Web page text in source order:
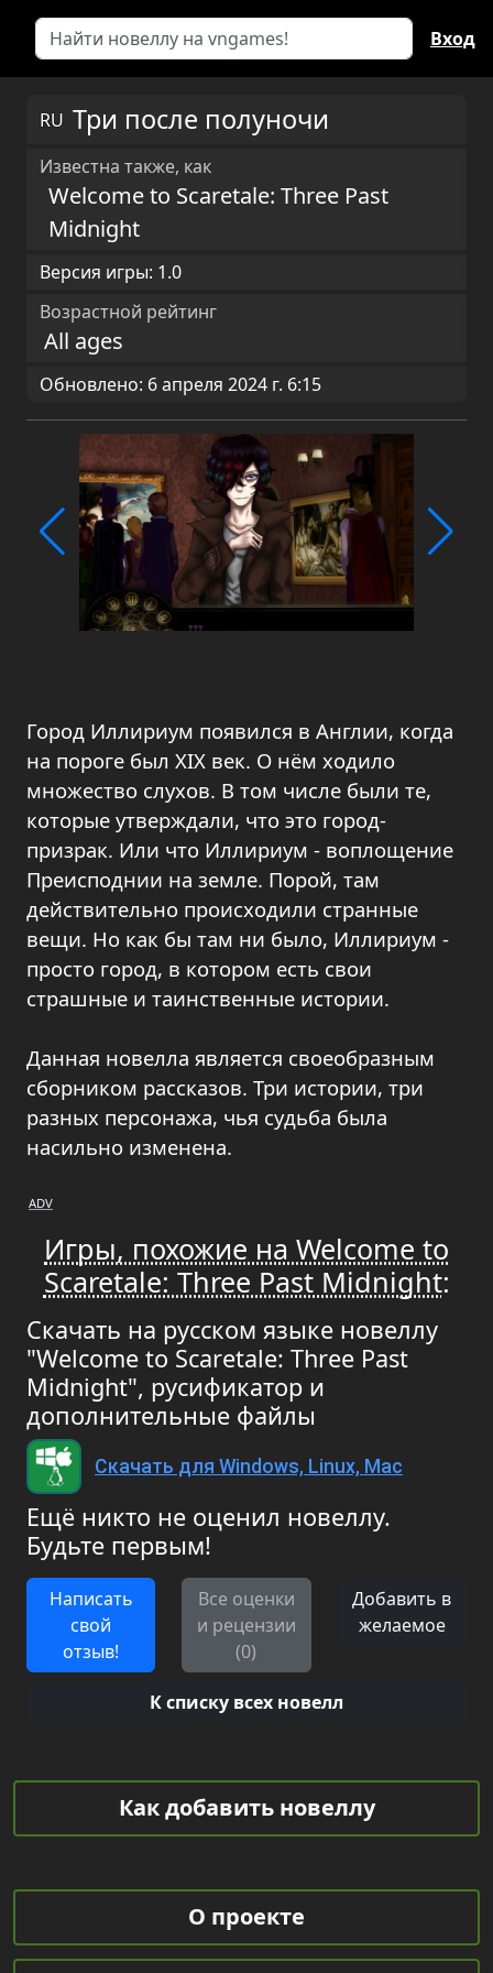
Вход
RU Три после полуночи
Известна также, как
Welcome to Scaretale: Three Past
Midnight
Версия игры: 1.0
Возрастной рейтинг
All ages
Обновлено: 6 апреля 2024 г. 6:15
Город Иллириум появился в Англии, когда
на пороге был XIX век. О нём ходило
множество слухов. В том числе были те,
которые утверждали, что это город-
призрак. Или что Иллириум - воплощение
Преисподнии на земле. Порой, там
действительно происходили странные
вещи. Но как бы там ни было, Иллириум -
просто город, в котором есть свои
страшные и таинственные истории.
Данная новелла является своеобразным
сборником рассказов. Три истории, три
разных персонажа, чья судьба была
насильно изменена.
ADV
Игры, похожие на Welcome to
Scaretale: Three Past Midnight:
Скачать на русском языке новеллу
"Welcome to Scaretale: Three Past
Midnight", русификатор и
дополнительные файлы
Скачать для Windows, Linux, Mac
Ещё никто не оценил новеллу.
Будьте первым!
Написать
свой
отзыв!
Все оценки
и рецензии
(0)
Добавить в
желаемое
К списку всех новелл
Как добавить новеллу
О проекте